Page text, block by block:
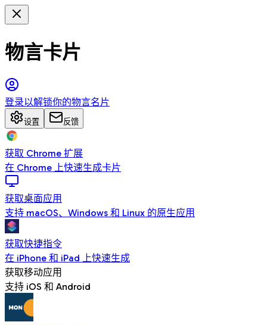
物言卡片
登录以解锁你的物言名片
设置 反馈
获取 Chrome 扩展
在 Chrome 上快速生成卡片
获取桌面应用
支持 macOS、Windows 和 Linux 的原生应用
获取快捷指令
在 iPhone 和 iPad 上快速生成
获取移动应用
支持 iOS 和 Android